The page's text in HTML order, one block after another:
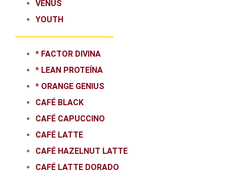
VENUS
YOUTH
* FACTOR DIVINA
* LEAN PROTEÍNA
* ORANGE GENIUS
CAFÉ BLACK
CAFÉ CAPUCCINO
CAFÉ LATTE
CAFÉ HAZELNUT LATTE
CAFÉ LATTE DORADO